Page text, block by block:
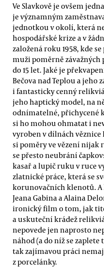
Ve Slavkově je ovšem
je významným
jednotkou v okolí, která
hospodářské krize a v
založená roku 1958, kde
muži poměrně
do 15 let. Jaké je
Bečova nad Teplou a jeho
i fantasticky cenný
jeho haptický model, na
odnímatelné, přichycené
si ho mohou ohmatat i
vyroben v dílnách
si poměry ve vězení nijak
se přesto neubrání
kasař a lupič ruku v ruce
zlatnické práce, která se
korunovačních klenotů. A
Jeana Gabina a Alaina
ironický film o tom, jak
a uskuteční krádež
nepovede jen naprosto
náhod (a do níž se zaplete
tak zajímavou práci
z porcelánky.